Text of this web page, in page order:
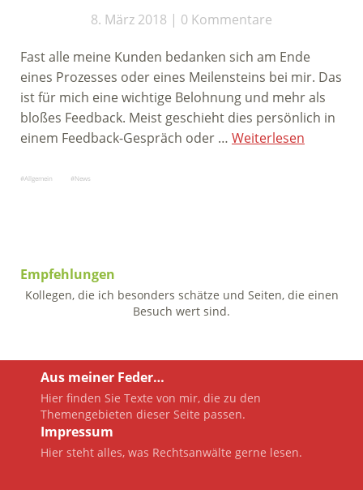
8. März 2018 0 Kommentare
Fast alle meine Kunden bedanken sich am Ende
eines Prozesses oder eines Meilensteins bei mir. Das
ist für mich eine wichtige Belohnung und mehr als
bloßes Feedback. Meist geschieht dies persönlich in
einem Feedback-Gespräch oder … Weiterlesen
Allgemein News
Empfehlungen
Kollegen, die ich besonders schätze und Seiten, die einen
Besuch wert sind.
Aus meiner Feder…
Hier finden Sie Texte von mir, die zu den
Themengebieten dieser Seite passen.
Impressum
Hier steht alles, was Rechtsanwälte gerne lesen.